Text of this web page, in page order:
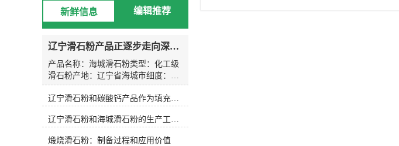
用要求。 厂家：辽宁省海城市守信矿
产品加工厂产品名称：325目-3000目,
类型：滑石粉，海城滑石粉，辽宁滑
石粉，煅烧滑石粉，产地：辽宁省海
城市,二氧化硅含量：20-60%,白度：
80%-95%,氧化镁含量：30%,允许误
差：1kg,包装规格：25公斤塑料编织
袋，25公斤白色纸袋。符合标准：企
业标准,氧化钙：0.5%,三氧化二铁：
0.4%,CAS:14807-96-6海城市牌楼镇守
新鲜信息 编辑推荐
辽宁滑石粉产品正逐步走向深加工市场，提升产品的附加值用来供应不同用途的客户需求。
产品名称：海城滑石粉类型：化工级
滑石粉产地：辽宁省海城市细度：
200目-3000目二氧化硅含量：20-60%
白度：80-96氧化镁含量：30%允许误
公斤，25公斤细度：800目氧化钙：
0.5%三氧化二铁：0.2%三氧化二铝：
辽宁滑石粉和碳酸钙产品作为填充料的使用效果和用途有什么区别
辽宁滑石粉和海城滑石粉的生产工艺和用途有什么区别？
煅烧滑石粉：制备过程和应用价值